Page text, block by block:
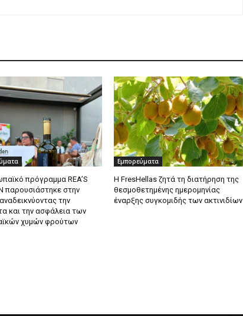
πρόγραμμα REA’S
παρουσιάστηκε στην
την
και την ασφάλεια των
χυμών φρούτων
Εμπορεύματα
Η FresHellas ζητά τη διατήρηση της
θεσμοθετημένης ημερομηνίας
έναρξης συγκομιδής των ακτινιδίων